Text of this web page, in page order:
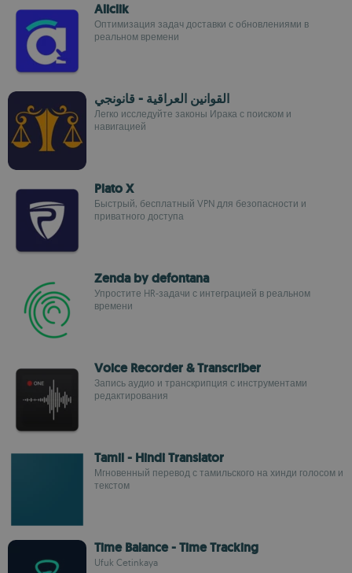
Aliclik
Оптимизация задач доставки с обновлениями в
реальном времени
القوانين العراقية - قانونجي
Легко исследуйте законы Ирака с поиском и
навигацией
Plato X
Быстрый, бесплатный VPN для безопасности и
приватного доступа
Zenda by defontana
Упростите HR-задачи с интеграцией в реальном
времени
Voice Recorder & Transcriber
Запись аудио и транскрипция с инструментами
редактирования
Tamil - Hindi Translator
Мгновенный перевод с тамильского на хинди голосом и
текстом
Time Balance - Time Tracking
Ufuk Cetinkaya